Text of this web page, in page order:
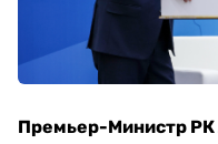
Премьер-Министр РК